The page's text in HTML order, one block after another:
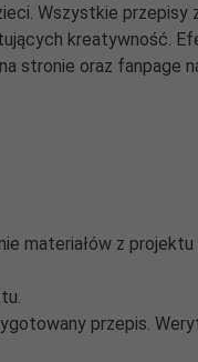
Wszystkie przepisy
kreatywność.
stronie oraz fanpage
materiałów z projektu
przepis.